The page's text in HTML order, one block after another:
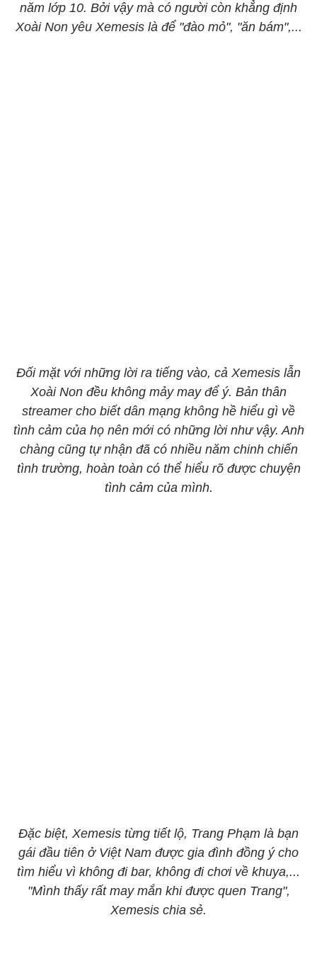
năm lớp 10. Bởi vậy mà có người còn khẳng định
Xoài Non yêu Xemesis là để "đào mỏ", "ăn bám",...
Đối mặt với những lời ra tiếng vào, cả Xemesis lẫn
Xoài Non đều không mảy may để ý. Bản thân
streamer cho biết dân mạng không hề hiểu gì về
tình cảm của họ nên mới có những lời như vậy. Anh
chàng cũng tự nhận đã có nhiều năm chinh chiến
tình trường, hoàn toàn có thể hiểu rõ được chuyện
tình cảm của mình.
Đặc biệt, Xemesis từng tiết lộ, Trang Phạm là bạn
gái đầu tiên ở Việt Nam được gia đình đồng ý cho
tìm hiểu vì không đi bar, không đi chơi về khuya,...
"Mình thấy rất may mắn khi được quen Trang",
Xemesis chia sẻ.